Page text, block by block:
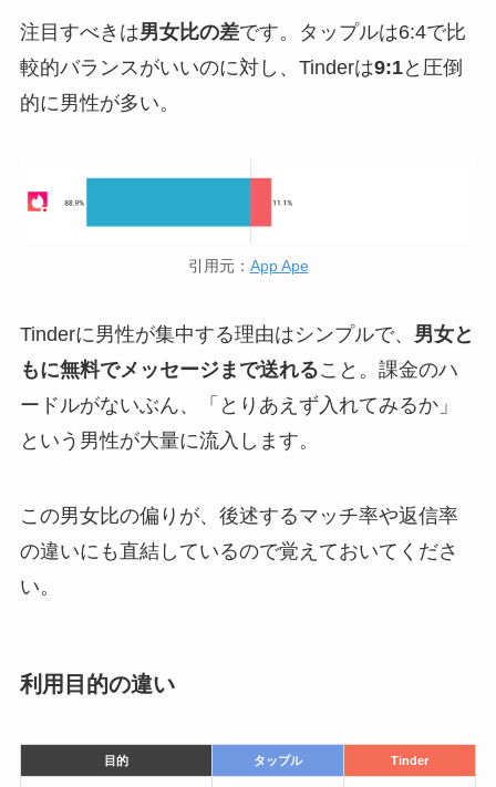
注目すべきは男女比の差です。タップルは6:4で比
較的バランスがいいのに対し、Tinderは9:1と圧倒
的に男性が多い。
引用元： App Ape
Tinderに男性が集中する理由はシンプルで、 男女と
もに無料でメッセージまで送れること。課金のハ
ードルがないぶん、「とりあえず入れてみるか」
という男性が大量に流入します。
この男女比の偏りが、後述するマッチ率や返信率
の違いにも直結しているので覚えておいてくださ
い。
利用目的の違い
目的 タップル Tinder